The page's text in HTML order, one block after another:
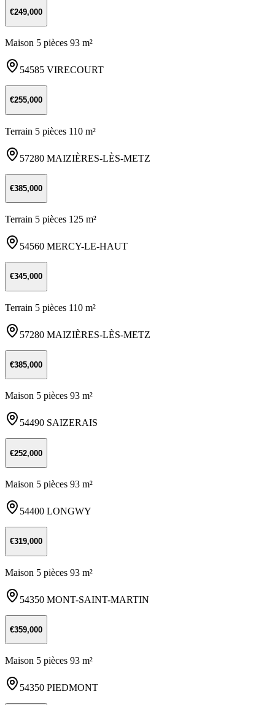
€249,000
Maison 5 pièces 93 m²
54585 VIRECOURT
€255,000
Terrain 5 pièces 110 m²
57280 MAIZIÈRES-LÈS-METZ
€385,000
Terrain 5 pièces 125 m²
54560 MERCY-LE-HAUT
€345,000
Terrain 5 pièces 110 m²
57280 MAIZIÈRES-LÈS-METZ
€385,000
Maison 5 pièces 93 m²
54490 SAIZERAIS
€252,000
Maison 5 pièces 93 m²
54400 LONGWY
€319,000
Maison 5 pièces 93 m²
54350 MONT-SAINT-MARTIN
€359,000
Maison 5 pièces 93 m²
54350 PIEDMONT